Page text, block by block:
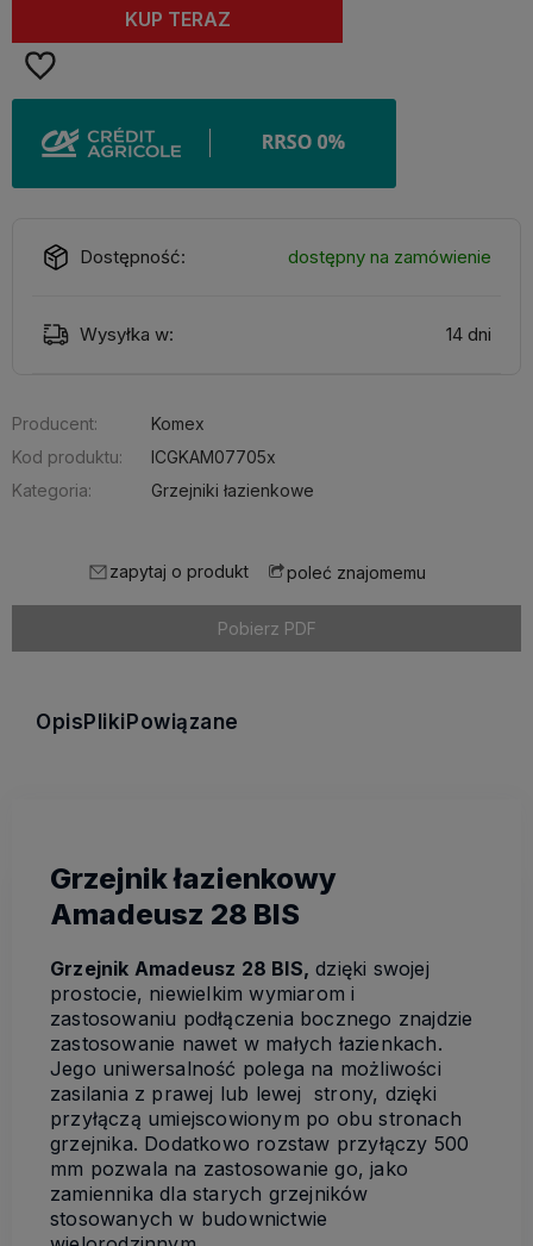
KUP TERAZ
Dostępność: dostępny na zamówienie
Wysyłka w: 14 dni
Producent:
Komex
Kod produktu:
ICGKAM07705x
Kategoria:
Grzejniki łazienkowe
zapytaj o produkt poleć znajomemu
Pobierz PDF
Opis Pliki Powiązane
Grzejnik łazienkowy
Amadeusz 28 BIS
Grzejnik Amadeusz 28 BIS, dzięki swojej
prostocie, niewielkim wymiarom i
zastosowaniu podłączenia bocznego znajdzie
zastosowanie nawet w małych łazienkach.
Jego uniwersalność polega na możliwości
zasilania z prawej lub lewej strony, dzięki
przyłączą umiejscowionym po obu stronach
grzejnika. Dodatkowo rozstaw przyłączy 500
mm pozwala na zastosowanie go, jako
zamiennika dla starych grzejników
stosowanych w budownictwie